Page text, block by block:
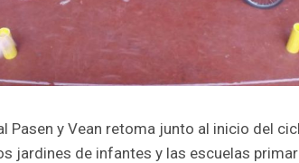
Pasen y Vean retoma junto al inicio del
jardines de infantes y las escuelas